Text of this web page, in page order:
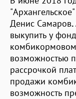
Денис Самаров.
выкупить у
возможностью
рассрочкой
продажи
возможность